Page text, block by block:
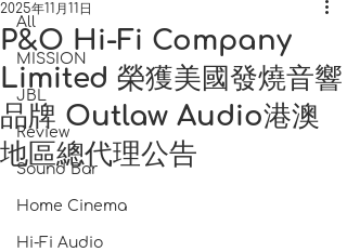
All
MISSION
JBL
Review
Sound Bar
Home Cinema
Hi-Fi Audio
P&O Hi-Fi Company
Limited 榮獲美國發燒音響
品牌 Outlaw Audio港澳
地區總代理公告
2025年11月11日